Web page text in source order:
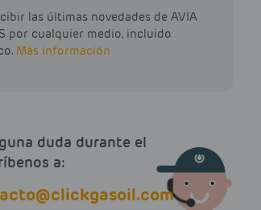
las últimas novedades de AVIA
por cualquier medio, incluido
Más información
duda durante el
a: